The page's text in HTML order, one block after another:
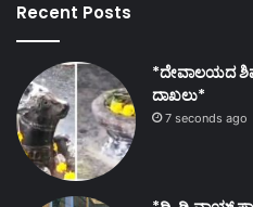
Recent Posts
*ದೇವಾಲಯದ
ದಾಖಲು*
7 seconds ago